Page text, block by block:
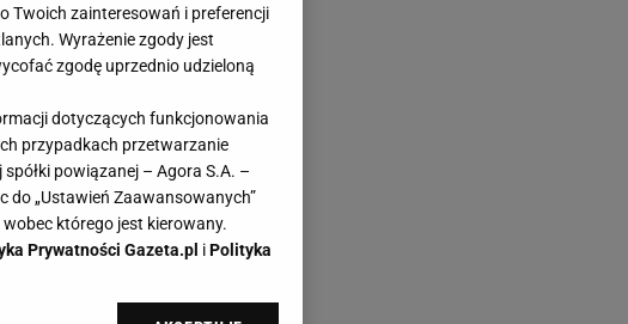
Twoich zainteresowań i preferencji
Wyrażenie zgody jest
zgodę uprzednio udzieloną
dotyczących funkcjonowania
przypadkach przetwarzanie
powiązanej – Agora S.A. –
do „Ustawień Zaawansowanych”
którego jest kierowany.
Prywatności Gazeta.pl iPolityka